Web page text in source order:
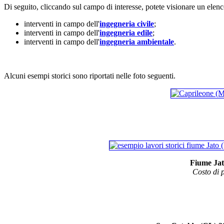
Di seguito, cliccando sul campo di interesse, potete visionare un
interventi in campo dell'ingegneria civile;
interventi in campo dell'ingegneria edile;
interventi in campo dell'ingegneria ambientale.
Alcuni esempi storici sono riportati nelle foto seguenti.
Fiume
Costo di